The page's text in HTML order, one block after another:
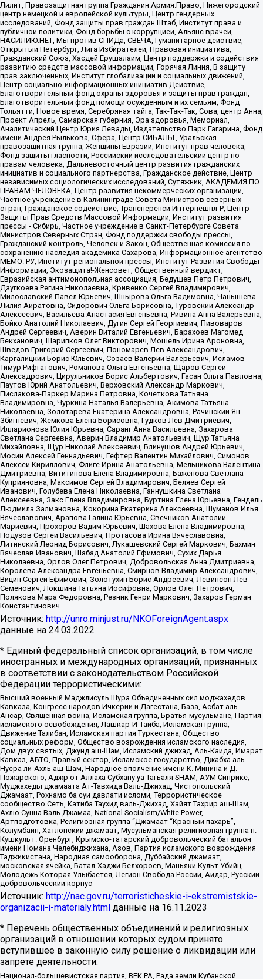
Лилит, Правозащитная группа Гражданин.Армия.Право, Нижегородский
центр немецкой и европейской культуры, Центр гендерных
исследований, Фонд защиты прав граждан Штаб, Институт права и
публичной политики, Фонд борьбы с коррупцией, Альянс врачей,
НАСИЛИЮ.НЕТ, Мы против СПИДа, СВЕЧА, Гуманитарное действие,
Открытый Петербург, Лига Избирателей, Правовая инициатива,
Гражданский Союз, Хасдей Ерушалаим, Центр поддержки и содействия
развитию средств массовой информации, Горячая Линия, В защиту
прав заключенных, Институт глобализации и социальных движений,
Центр социально-информационных инициатив Действие,
Благотворительный фонд охраны здоровья и защиты прав граждан,
Благотворительный фонд помощи осужденным и их семьям, Фонд
Тольятти, Новое время, Серебряная тайга, Так-Так-Так, Сова, центр Анна,
Проект Апрель, Самарская губерния, Эра здоровья, Мемориал,
Аналитический Центр Юрия Левады, Издательство Парк Гагарина, Фонд
имени Андрея Рылькова, Сфера, Центр СИБАЛЬТ, Уральская
правозащитная группа, Женщины Евразии, Институт прав человека,
Фонд защиты гласности, Российский исследовательский центр по
правам человека, Дальневосточный центр развития гражданских
инициатив и социального партнерства, Гражданское действие, Центр
независимых социологических исследований, Сутяжник, АКАДЕМИЯ ПО
ПРАВАМ ЧЕЛОВЕКА, Центр развития некоммерческих организаций,
Частное учреждение в Калининграде Совета Министров северных
стран, Гражданское содействие, Трансперенси Интернешнл-Р, Центр
Защиты Прав Средств Массовой Информации, Институт развития
прессы - Сибирь, Частное учреждение в Санкт-Петербурге Совета
Министров Северных Стран, Фонд поддержки свободы прессы,
Гражданский контроль, Человек и Закон, Общественная комиссия по
сохранению наследия академика Сахарова, Информационное агентство
МЕМО. РУ, Институт региональной прессы, Институт Развития Свободы
Информации, Экозащита!-Женсовет, Общественный вердикт,
Евразийская антимонопольная ассоциация, Бедушев Петр Петрович,
Дзугкоева Регина Николаевна, Кривенко Сергей Владимирович,
Милославский Павел Юрьевич, Шнырова Ольга Вадимовна, Чанышева
Лилия Айратовна, Сидорович Ольга Борисовна, Туровский Александр
Алексеевич, Васильева Анастасия Евгеньевна, Ривина Анна Валерьевна,
Бойко Анатолий Николаевич, Дугин Сергей Георгиевич, Пивоваров
Андрей Сергеевич, Аверин Виталий Евгеньевич, Барахоев Магомед
Бекханович, Шарипков Олег Викторович, Мошель Ирина Ароновна,
Шведов Григорий Сергеевич, Пономарев Лев Александрович,
Каргалицкий Борис Юльевич, Созаев Валерий Валерьевич, Исламов
Тимур Рифгатович, Романова Ольга Евгеньевна, Щаров Сергей
Алексадрович, Цирульников Борис Альбертович, Гасан Ольга Павловна,
Паутов Юрий Анатольевич, Верховский Александр Маркович,
Пислакова-Паркер Марина Петровна, Кочеткова Татьяна
Владимировна, Чуркина Наталья Валерьевна, Акимова Татьяна
Николаевна, Золотарева Екатерина Александровна, Рачинский Ян
Збигневич, Жемкова Елена Борисовна, Гудков Лев Дмитриевич,
Илларионова Юлия Юрьевна, Саранг Анна Васильевна, Захарова
Светлана Сергеевна, Аверин Владимир Анатольевич, Щур Татьяна
Михайловна, Щур Николай Алексеевич, Блинушов Андрей Юрьевич,
Мосин Алексей Геннадьевич, Гефтер Валентин Михайлович, Симонов
Алексей Кириллович, Флиге Ирина Анатольевна, Мельникова Валентина
Дмитриевна, Вититинова Елена Владимировна, Баженова Светлана
Куприяновна, Максимов Сергей Владимирович, Беляев Сергей
Иванович, Голубева Елена Николаевна, Ганнушкина Светлана
Алексеевна, Закс Елена Владимировна, Буртина Елена Юрьевна, Гендель
Людмила Залмановна, Кокорина Екатерина Алексеевна, Шуманов Илья
Вячеславович, Арапова Галина Юрьевна, Свечников Анатолий
Мариевич, Прохоров Вадим Юрьевич, Шахова Елена Владимировна,
Подузов Сергей Васильевич, Протасова Ирина Вячеславовна,
Литинский Леонид Борисович, Лукашевский Сергей Маркович, Бахмин
Вячеслав Иванович, Шабад Анатолий Ефимович, Сухих Дарья
Николаевна, Орлов Олег Петрович, Добровольская Анна Дмитриевна,
Королева Александра Евгеньевна, Смирнов Владимир Александрович,
Вицин Сергей Ефимович, Золотухин Борис Андреевич, Левинсон Лев
Семенович, Локшина Татьяна Иосифовна, Орлов Олег Петрович,
Полякова Мара Федоровна, Резник Генри Маркович, Захаров Герман
Константинович
Источник: http://unro.minjust.ru/NKOForeignAgent.aspx
данные на 24.03.2022
* Единый федеральный список организаций, в том числе
иностранных и международных организаций, признанных
в соответствии с законодательством Российской
Федерации террористическими:
Высший военный Маджлисуль Шура Объединенных сил моджахедов
Кавказа, Конгресс народов Ичкерии и Дагестана, База, Асбат аль-
Ансар, Священная война, Исламская группа, Братья-мусульмане, Партия
исламского освобождения, Лашкар-И-Тайба, Исламская группа,
Движение Талибан, Исламская партия Туркестана, Общество
социальных реформ, Общество возрождения исламского наследия,
Дом двух святых, Джунд аш-Шам, Исламский джихад, Аль-Каида, Имарат
Кавказ, АБТО, Правый сектор, Исламское государство, Джабха аль-
Нусра ли-Ахль аш-Шам, Народное ополчение имени К. Минина и Д.
Пожарского, Аджр от Аллаха Субхану уа Тагьаля SHAM, АУМ Синрике,
Муджахеды джамаата Ат-Тавхида Валь-Джихад, Чистопольский
Джамаат, Рохнамо ба суи давлати исломи, Террористическое
сообщество Сеть, Катиба Таухид валь-Джихад, Хайят Тахрир аш-Шам,
Ахлю Сунна Валь Джамаа, National Socialism/White Power,
Артподготовка, Религиозная группа “Джамаат “Красный пахарь”,
Колумбайн, Хатлонский джамаат, Мусульманская религиозная группа п.
Кушкуль г. Оренбург, Крымско-татарский добровольческий батальон
имени Номана Челебиджихана, Азов, Партия исламского возрождения
Таджикистана, Народная самооборона, Дуббайский джамаат,
московская ячейка, Батал-Хаджи Белхороев, Маньяки Культ Убийц,
Молодёжь Которая Улыбается, Легион Свобода России, Айдар, Русский
добровольческий корпус
Источник: http://nac.gov.ru/terroristicheskie-i-ekstremistskie-
organizacii-i-materialy.html данные на 16.11.2023
* Перечень общественных объединений и религиозных
организаций в отношении которых судом принято
вступившее в законную силу решение о ликвидации или
запрете деятельности:
Национал-большевистская партия, ВЕК РА, Рада земли Кубанской